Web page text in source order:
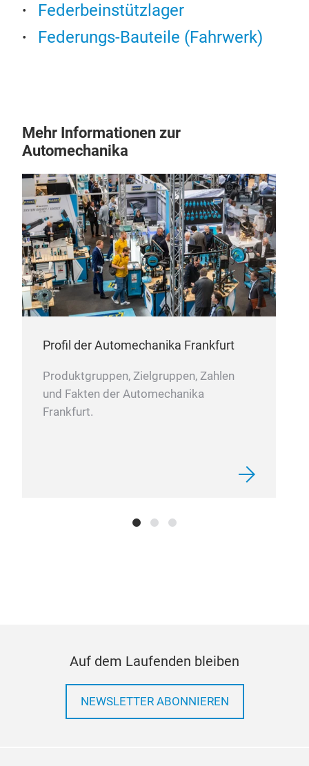
Federbeinstützlager
Federungs-Bauteile (Fahrwerk)
Mehr Informationen zur
Automechanika
Profil der Automechanika Frankfurt
Produktgruppen, Zielgruppen, Zahlen
und Fakten der Automechanika
Frankfurt.
Auf dem Laufenden bleiben
NEWSLETTER ABONNIEREN